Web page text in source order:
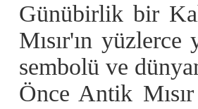
Günübirlik bir
Mısır'ın
sembolü ve
Önce Antik